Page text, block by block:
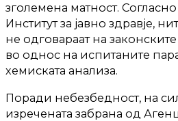
зголемена матност.
Институт за јавно здравје,
не одговараат на
во однос на испитаните
хемиската анализа.
Поради небезбедност, на
изречената забрана од